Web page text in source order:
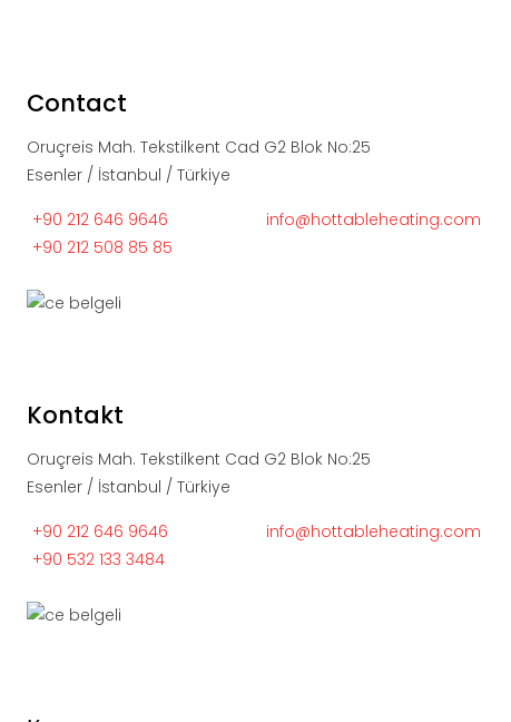
Contact
Oruçreis Mah. Tekstilkent Cad G2 Blok No:25
Esenler / İstanbul / Türkiye
+90 212 646 9646
+90 212 508 85 85
info@hottableheating.com
Kontakt
Oruçreis Mah. Tekstilkent Cad G2 Blok No:25
Esenler / İstanbul / Türkiye
+90 212 646 9646
+90 532 133 3484
info@hottableheating.com